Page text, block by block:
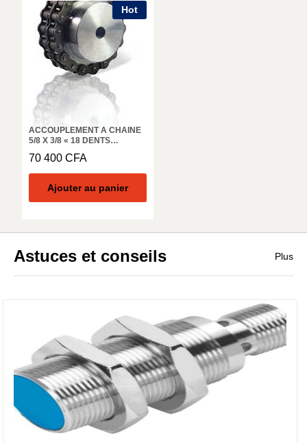
Hot
ACCOUPLEMENT A CHAINE
5/8 X 3/8 « 18 DENTS
MADLER 140 308 00
70 400CFA
Ajouter au panier
Astuces et conseils Plus